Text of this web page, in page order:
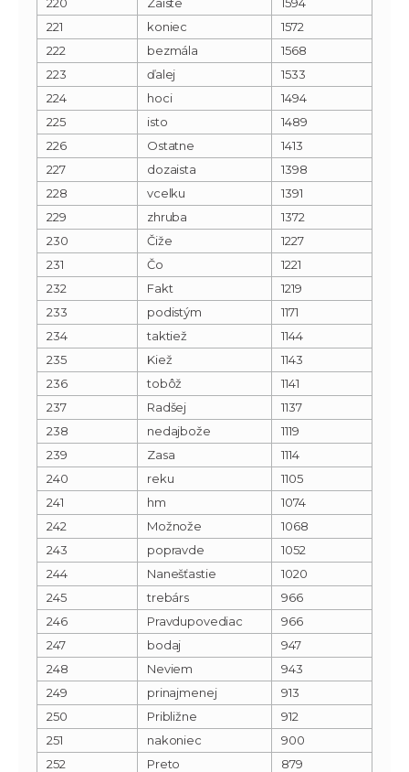
221
koniec
1572
222
bezmála
1568
223
ďalej
1533
224
hoci
1494
225
isto
1489
226
Ostatne
1413
227
dozaista
1398
228
vcelku
1391
229
zhruba
1372
230
Čiže
1227
231
Čo
1221
232
Fakt
1219
233
podistým
1171
234
taktiež
1144
235
Kiež
1143
236
tobôž
1141
237
Radšej
1137
238
nedajbože
1119
239
Zasa
1114
240
reku
1105
241
hm
1074
242
Možnože
1068
243
popravde
1052
244
Nanešťastie
1020
245
trebárs
966
246
Pravdupovediac
966
247
bodaj
947
248
Neviem
943
249
prinajmenej
913
250
Približne
912
251
nakoniec
900
252
Preto
879